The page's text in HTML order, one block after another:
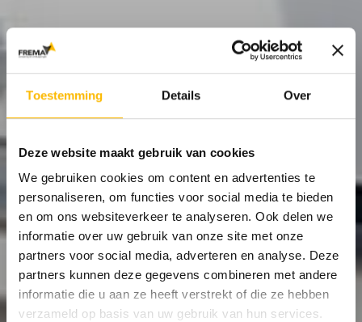
Toestemming Details Over
Deze website maakt gebruik van cookies
We gebruiken cookies om content en advertenties te
personaliseren, om functies voor social media te bieden
en om ons websiteverkeer te analyseren. Ook delen we
informatie over uw gebruik van onze site met onze
partners voor social media, adverteren en analyse. Deze
partners kunnen deze gegevens combineren met andere
informatie die u aan ze heeft verstrekt of die ze hebben
verzameld op basis van uw gebruik van hun services.